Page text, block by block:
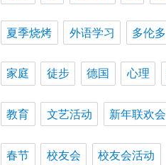
夏季烧烤 外语学习 多伦多
家庭 徒步 德国 心理
教育 文艺活动 新年联欢会
春节 校友会 校友会活动